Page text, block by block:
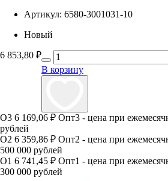
Артикул: 6580-3001031-10
Новый
6 853,80 ₽
В корзину
О3 6 169,06 ₽ Опт3 - цена при
рублей
О2 6 359,86 ₽ Опт2 - цена при
500 000 рублей
О1 6 741,45 ₽ Опт1 - цена при
300 000 рублей